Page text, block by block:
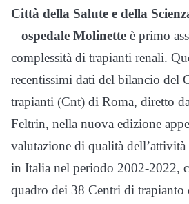
Città della Salute e della
– ospedale Molinette è primo
complessità di trapianti renali.
recentissimi dati del bilancio del
trapianti (Cnt) di Roma, diretto
Feltrin, nella nuova edizione
valutazione di qualità
in Italia nel periodo 2002-2022,
quadro dei 38 Centri di trapianto